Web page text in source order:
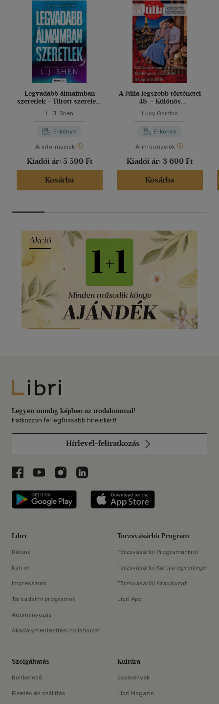
Legvadabb álmaimban
szeretlek - Tiltott szerelem
L. J. Shen
E-könyv
Árinformációk
Kiadói ár: 5 599 Ft
Kosárba
A Júlia legszebb történetei
48. - Különös
nem eresztlek; Az ég
Lucy Gordon
E-könyv
Árinformációk
Kiadói ár: 3 699 Ft
Kosárba
Libri
Legyen mindig képben az irodalommal!
Iratkozzon fel legfrissebb híreinkért!
Hírlevél-feliratkozás
Libri a Facebookon
Libri a Youtube-on
Libri az Instagramon
Libri a LinkedInen
Libri applikáció Szerezd meg: Google
Libri
Rólunk
Karrier
Impresszum
Társadalmi programok
Adományozás
Akadálymentesítési nyilatkozat
Törzsvásárlói Program
Törzsvásárlói Programunkról
Törzsvásárlói Kártya egyenlege
Törzsvásárlói szabályzat
Libri App
Szolgáltatás
Boltkereső
Fizetés és szállítás
Kultúra
Események
Libri Magazin